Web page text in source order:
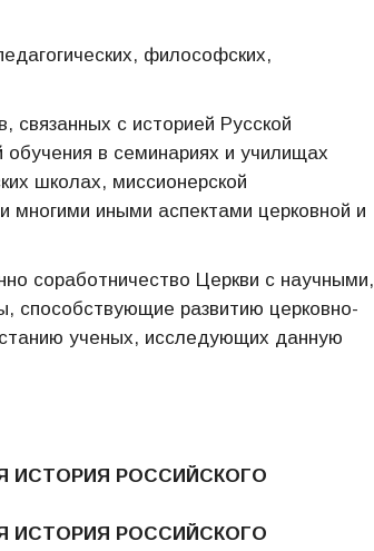
философских,
связанных с историей Русской
в семинариях и училищах
школах, миссионерской
многими иными аспектами церковной и
соработничество Церкви с научными,
способствующие развитию церковно-
ученых, исследующих данную
ИСТОРИЯ РОССИЙСКОГО
ИСТОРИЯ РОССИЙСКОГО